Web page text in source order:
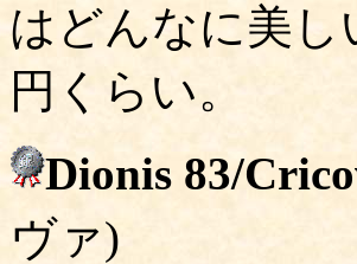
はどんなに美し
円くらい。
Dionis 83/
ヴァ)